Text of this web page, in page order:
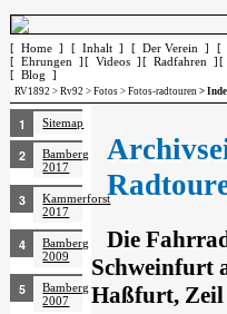
[ Home ] [ Inhalt ] [ Der Verein ] [
[ Ehrungen ][ Videos ][ Radfahren ][
[ Blog ]
RV1892 >Rv92 >Fotos >Fotos-radtouren >
Sitemap
Bamberg
2017
Kammerforst
2017
Bamberg
2009
Bamberg
2007
Die
Schweinfurt
Haßfurt,